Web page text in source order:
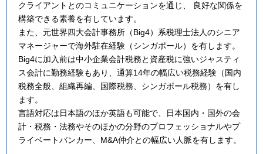
クライアントとのコミュニケーションを通じ、 良好な関係を
構築できる素養を有しています。
また、元世界四大会計事務所（Big4）系税理士法人のシニア
マネージャーで海外駐在経験（シンガポール）を有します。
Big4に加入前は中小企業会計税務と資産税に強いジャスティ
ス会計に勤務経験もあり、通算14年の幅広い税務経験（国内
税務全般、組織再編、国際税務、シンガポール税務）を有し
ます。
言語対応は日本語のほか英語も可能で、⽇本国内・国外の会
計・税務・法務やそのほかの分野のプロフェッショナルやプ
ライベートバンカー、M&A仲介との幅広い⼈脈を有します。